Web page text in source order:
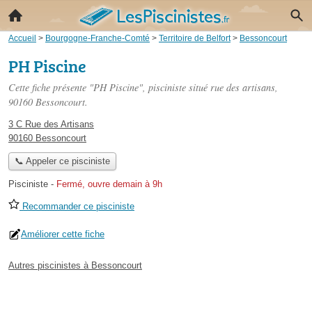
Accueil > Bourgogne-Franche-Comté > Territoire de Belfort> Bessoncourt
PH Piscine
Cette fiche présente "PH Piscine", pisciniste situé rue des artisans,
90160 Bessoncourt.
3 C Rue des Artisans
90160 Bessoncourt
📞 Appeler ce pisciniste
Pisciniste - Fermé, ouvre demain à 9h
Recommander ce pisciniste
Améliorer cette fiche
Autres piscinistes à Bessoncourt